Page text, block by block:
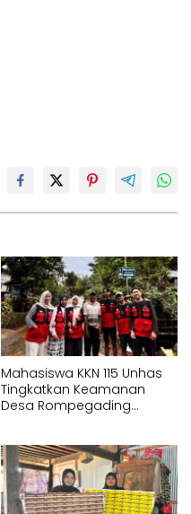
Mahasiswa KKN 115 Unhas
Tingkatkan Keamanan
Desa Rompegading
Jalan